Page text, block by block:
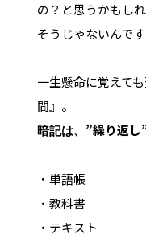
の？と思うかもし
そうじゃないんです
一生懸命に覚えて
間』。
暗記は、 ”繰り返し
・単語帳
・教科書
・テキスト